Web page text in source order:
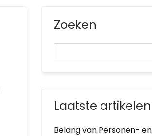
Zoeken
Laatste artikelen
Belang van Personen- en